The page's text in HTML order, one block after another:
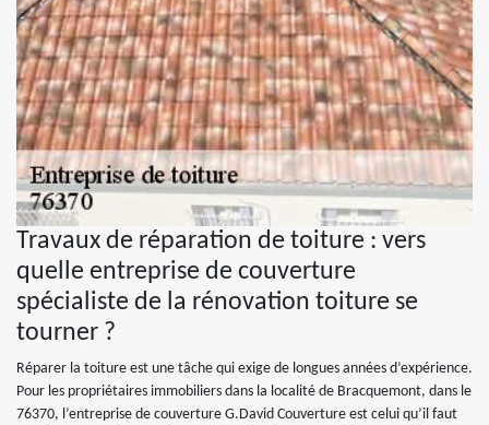
Travaux de réparation de toiture : vers
quelle entreprise de couverture
spécialiste de la rénovation toiture se
tourner ?
Réparer la toiture est une tâche qui exige de longues années d’expérience.
Pour les propriétaires immobiliers dans la localité de Bracquemont, dans le
76370, l’entreprise de couverture G.David Couverture est celui qu’il faut